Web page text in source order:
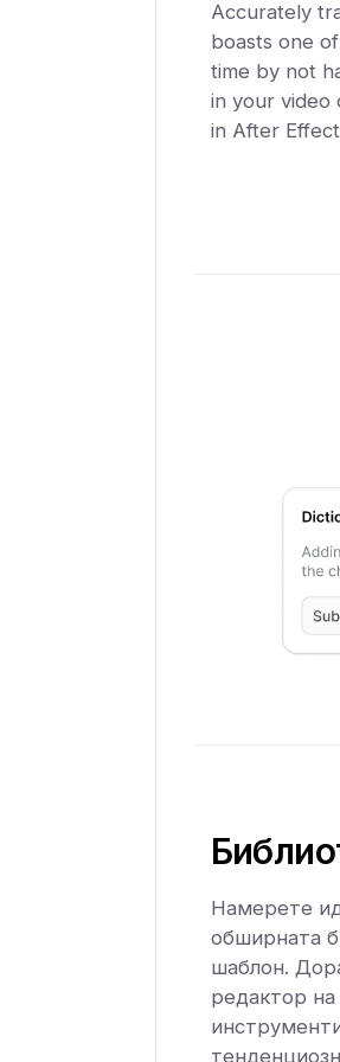
Accurately
boasts one
time by not
in your video
in After
Намерете
обширната
шаблон.
редактор